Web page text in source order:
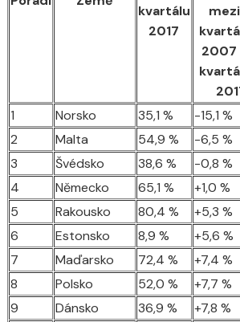
kvartálu
2017
2007
1 Norsko 35,1 % -15,1 %
2
Malta 54,9 % -6,5 %
3
Švédsko 38,6 % -0,8 %
4
Německo 65,1 % +1,0 %
5
Rakousko 80,4 % +5,3 %
6
Estonsko 8,9 % +5,6 %
7
Maďarsko 72,4 % +7,4 %
8
Polsko 52,0 % +7,7 %
9
Dánsko 36,9 % +7,8 %